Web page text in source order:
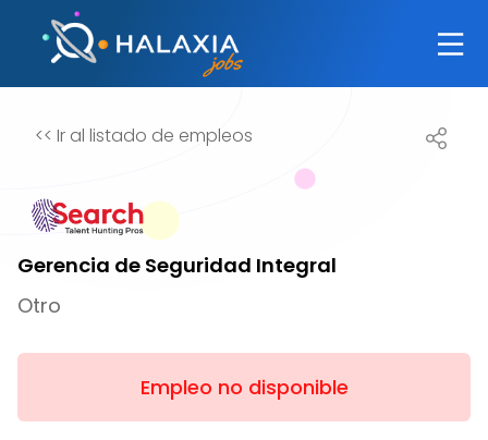
<< Ir al listado de empleos
Gerencia de Seguridad Integral
Otro
Empleo no disponible